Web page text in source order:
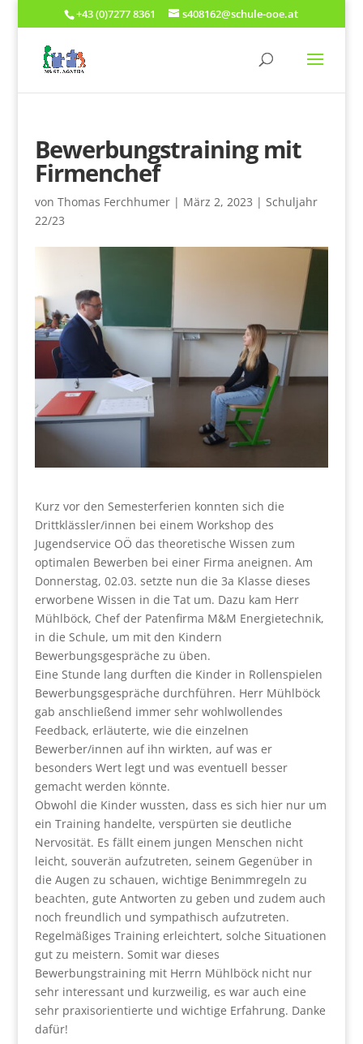
+43 (0)7277 8361 s408162@schule-ooe.at
Bewerbungstraining mit
Firmenchef
von Thomas Ferchhumer| März 2, 2023 | Schuljahr
22/23
Kurz vor den Semesterferien konnten sich die
Drittklässler/innen bei einem Workshop des
Jugendservice OÖ das theoretische Wissen zum
optimalen Bewerben bei einer Firma aneignen. Am
Donnerstag, 02.03. setzte nun die 3a Klasse dieses
erworbene Wissen in die Tat um. Dazu kam Herr
Mühlböck, Chef der Patenfirma M&M Energietechnik,
in die Schule, um mit den Kindern
Bewerbungsgespräche zu üben.
Eine Stunde lang durften die Kinder in Rollenspielen
Bewerbungsgespräche durchführen. Herr Mühlböck
gab anschließend immer sehr wohlwollendes
Feedback, erläuterte, wie die einzelnen
Bewerber/innen auf ihn wirkten, auf was er
besonders Wert legt und was eventuell besser
gemacht werden könnte.
Obwohl die Kinder wussten, dass es sich hier nur um
ein Training handelte, verspürten sie deutliche
Nervosität. Es fällt einem jungen Menschen nicht
leicht, souverän aufzutreten, seinem Gegenüber in
die Augen zu schauen, wichtige Benimmregeln zu
beachten, gute Antworten zu geben und zudem auch
noch freundlich und sympathisch aufzutreten.
Regelmäßiges Training erleichtert, solche Situationen
gut zu meistern. Somit war dieses
Bewerbungstraining mit Herrn Mühlböck nicht nur
sehr interessant und kurzweilig, es war auch eine
sehr praxisorientierte und wichtige Erfahrung. Danke
dafür!